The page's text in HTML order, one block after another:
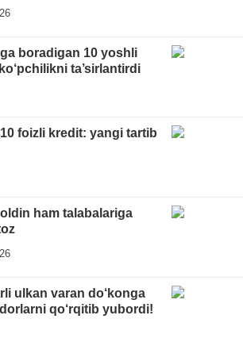
boradigan 10 yoshli
ta’sirlantirdi
foizli kredit: yangi tartib
ham talabalariga
ulkan varan do‘konga
qo‘rqitib yubordi!